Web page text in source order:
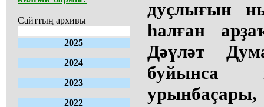
Сайттың архивы
2025
2024
2023
2022
дуҫлығын
һалған
Дәүләт
буйынса